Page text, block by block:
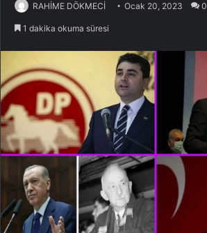
RAHİME DÖKMECİ Ocak 20, 2023 0
1 dakika okuma süresi